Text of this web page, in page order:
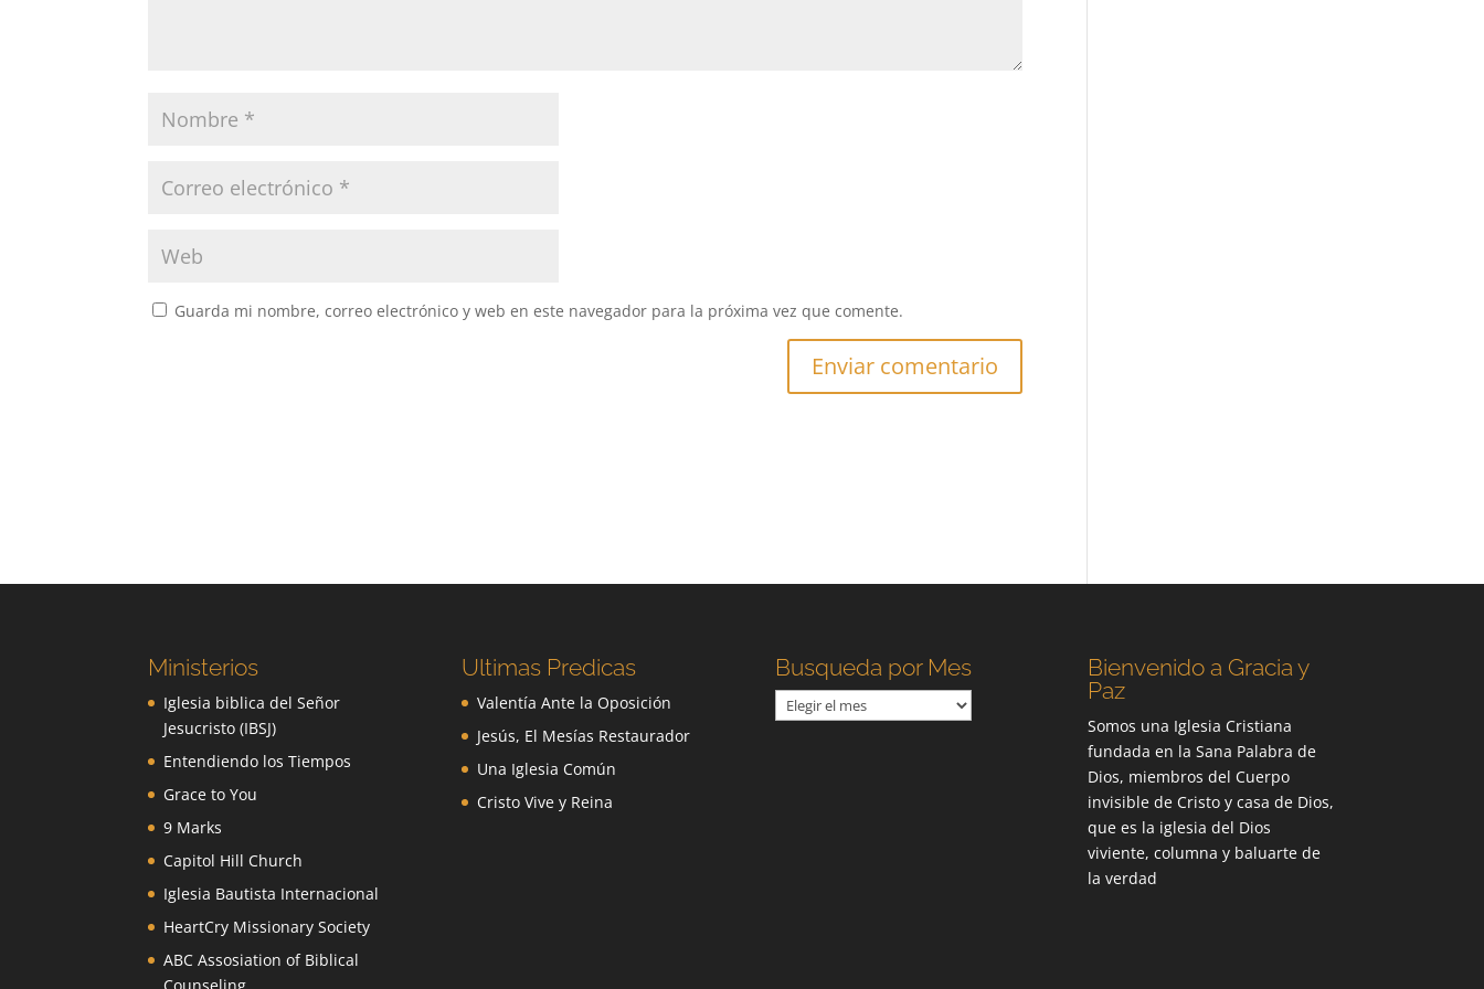
Guarda mi nombre, correo electrónico y web en este navegador para la próxima vez que comente.
Ministerios
Iglesia biblica del Señor
Jesucristo (IBSJ)
Entendiendo los Tiempos
Grace to You
9 Marks
Capitol Hill Church
Iglesia Bautista Internacional
HeartCry Missionary Society
ABC Assosiation of Biblical
Counseling
Ultimas Predicas
Valentía Ante la Oposición
Jesús, El Mesías Restaurador
Una Iglesia Común
Cristo Vive y Reina
Busqueda por Mes
Busqueda
por
Bienvenido a Gracia y
Paz
Somos una Iglesia Cristiana
fundada en la Sana Palabra de
Dios, miembros del Cuerpo
invisible de Cristo y casa de Dios,
que es la iglesia del Dios
viviente, columna y baluarte de
la verdad